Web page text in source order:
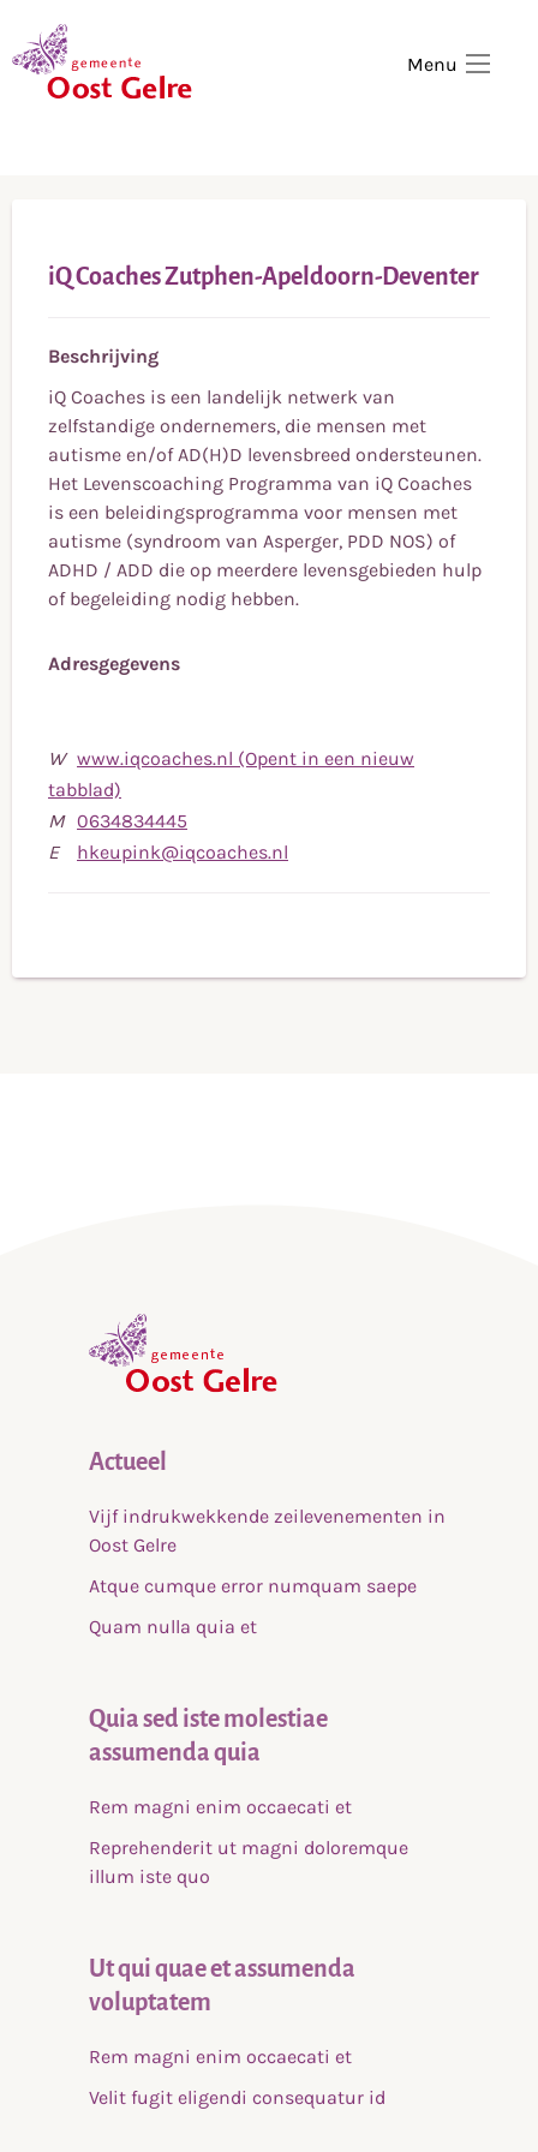
Menu
iQ Coaches Zutphen-Apeldoorn-Deventer
Beschrijving
iQ Coaches is een landelijk netwerk van
zelfstandige ondernemers, die mensen met
autisme en/of AD(H)D levensbreed ondersteunen.
Het Levenscoaching Programma van iQ Coaches
is een beleidingsprogramma voor mensen met
autisme (syndroom van Asperger, PDD NOS) of
ADHD / ADD die op meerdere levensgebieden hulp
of begeleiding nodig hebben.
Adresgegevens
W www.iqcoaches.nl (Opent in een nieuw
tabblad)
M 0634834445
naar
E hkeupink@iqcoaches.nl
naar
Actueel
Vijf indrukwekkende zeilevenementen in
Oost Gelre
Atque cumque error numquam saepe
Quam nulla quia et
Quia sed iste molestiae
assumenda quia
Rem magni enim occaecati et
Reprehenderit ut magni doloremque
illum iste quo
Ut qui quae et assumenda
voluptatem
Rem magni enim occaecati et
Velit fugit eligendi consequatur id